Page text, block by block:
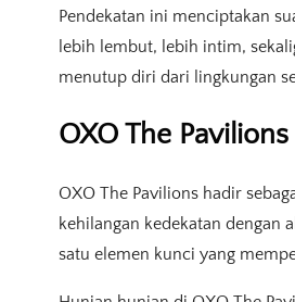
Pendekatan ini menciptakan
lebih lembut, lebih intim,
menutup diri dari lingkungan
OXO The
OXO The Pavilions hadir
kehilangan kedekatan dengan
satu elemen kunci yang